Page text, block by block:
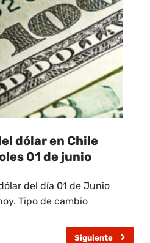
dólar en Chile
01 de junio
del día 01 de Junio
Tipo de cambio
Siguiente